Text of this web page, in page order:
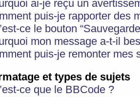
ai-je reçu un
puis-je rapporter des
ce le bouton
mon message a-t-il
puis-je remonter mes
et types de sujets
ce que le BBCode ?